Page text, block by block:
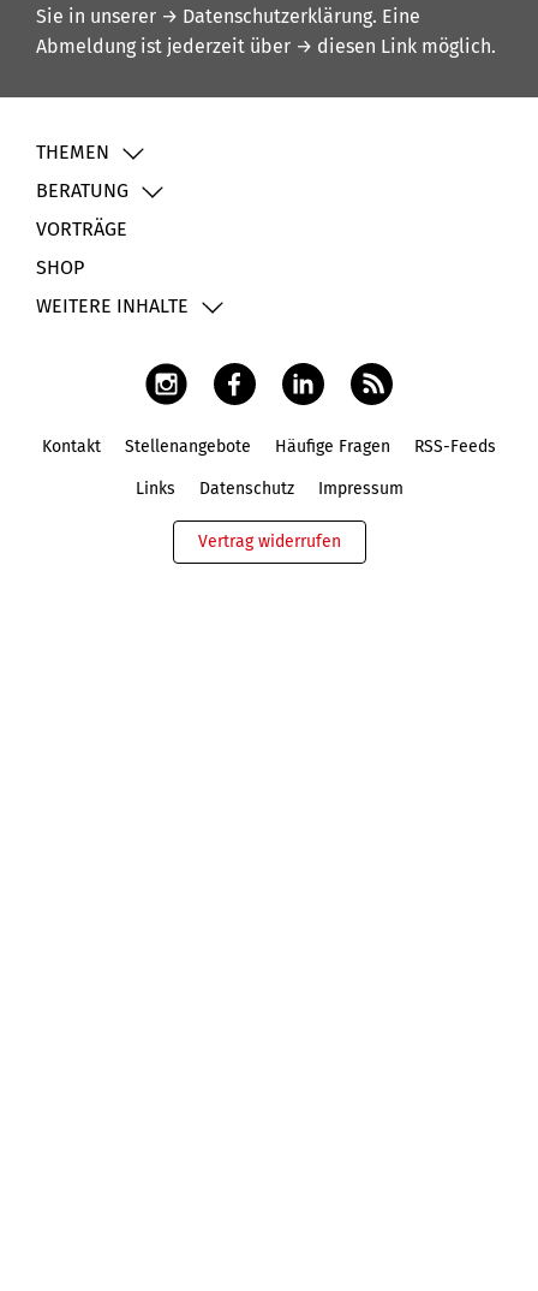
Sie in unserer → Datenschutzerklärung. Eine
Abmeldung ist jederzeit über → diesen Link möglich.
THEMEN
BERATUNG
VORTRÄGE
SHOP
WEITERE INHALTE
Kontakt Stellenangebote Häufige Fragen RSS-Feeds
Links Datenschutz Impressum
Vertrag widerrufen